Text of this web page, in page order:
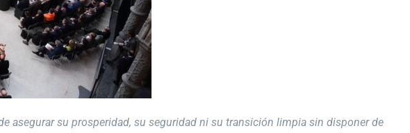
asegurar su prosperidad, su seguridad ni su transición limpia sin disponer de